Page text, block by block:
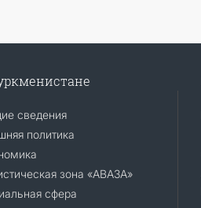
сведения
политика
зона «АВАЗА»
сфера